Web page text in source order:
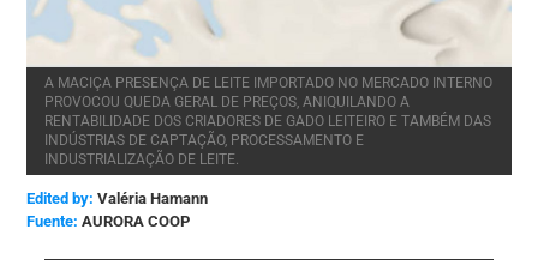
A MACIÇA PRESENÇA DE LEITE IMPORTADO NO MERCADO INTERNO
PROVOCOU QUEDA GERAL DE PREÇOS, ANIQUILANDO A
RENTABILIDADE DOS CRIADORES DE GADO LEITEIRO E TAMBÉM DAS
INDÚSTRIAS DE CAPTAÇÃO, PROCESSAMENTO E
INDUSTRIALIZAÇÃO DE LEITE.
Edited by: Valéria Hamann
AURORA COOP